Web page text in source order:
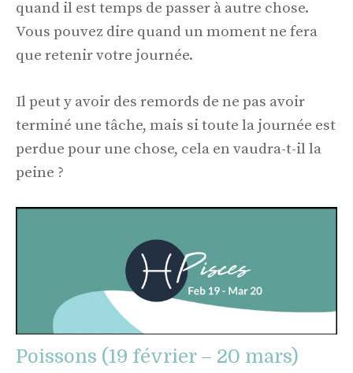
quand il est temps de passer à autre chose.
Vous pouvez dire quand un moment ne fera
que retenir votre journée.
Il peut y avoir des remords de ne pas avoir
terminé une tâche, mais si toute la journée est
perdue pour une chose, cela en vaudra-t-il la
peine ?
Poissons (19 février – 20 mars)